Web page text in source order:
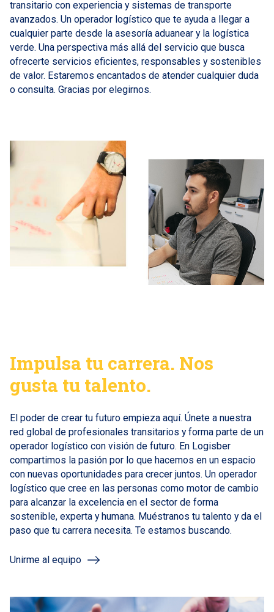
transitario con experiencia y sistemas de transporte
avanzados. Un operador logístico que te ayuda a llegar a
cualquier parte desde la asesoría aduanear y la logística
verde. Una perspectiva más allá del servicio que busca
ofrecerte servicios eficientes, responsables y sostenibles
de valor. Estaremos encantados de atender cualquier duda
o consulta. Gracias por elegirnos.
Impulsa tu carrera. Nos
gusta tu talento.
El poder de crear tu futuro empieza aquí. Únete a nuestra
red global de profesionales transitarios y forma parte de un
operador logístico con visión de futuro. En Logisber
compartimos la pasión por lo que hacemos en un espacio
con nuevas oportunidades para crecer juntos. Un operador
logístico que cree en las personas como motor de cambio
para alcanzar la excelencia en el sector de forma
sostenible, experta y humana. Muéstranos tu talento y da el
paso que tu carrera necesita. Te estamos buscando.
Unirme al equipo